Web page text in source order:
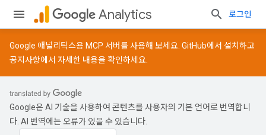
Analytics 로그인
Google 애널리틱스용 MCP 서버를 사용해 보세요. GitHub에서 설치하고
공지사항에서 자세한 내용을 확인하세요.
Google은 AI 기술을 사용하여 콘텐츠를 사용자의 기본 언어로 번역합니
다. AI 번역에는 오류가 있을 수 있습니다.